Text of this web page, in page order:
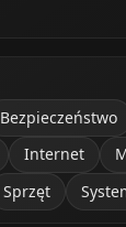
Bezpieczeństwo
Internet
Sprzęt